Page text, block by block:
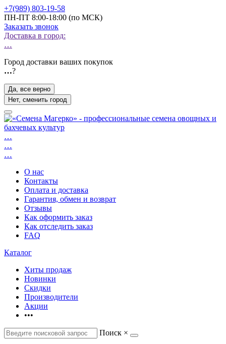
+7(989) 803-19-58
ПН-ПТ 8:00-18:00 (по МСК)
Заказать звонок
Доставка в город:
…
Город доставки ваших покупок
…?
Да, все верно
Нет, сменить город
…
…
…
О нас
Контакты
Оплата и доставка
Гарантия, обмен и возврат
Отзывы
Как оформить заказ
Как отследить заказ
FAQ
Каталог
Хиты продаж
Новинки
Скидки
Производители
Акции
•••
Поиск ×